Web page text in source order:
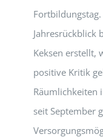
Jahresrückblick
Keksen erstellt,
positive Kritik
Räumlichkeiten
seit September